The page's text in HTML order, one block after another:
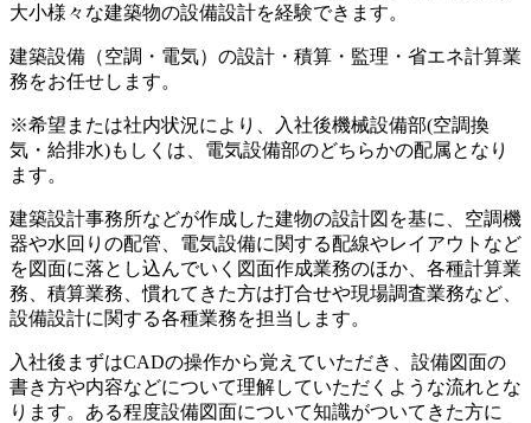
大小様々な建築物の設備設計を経験できます。
建築設備（空調・電気）の設計・積算・監理・省エネ計算業
務をお任せします。
※希望または社内状況により、入社後機械設備部(空調換
気・給排水)もしくは、電気設備部のどちらかの配属となり
ます。
建築設計事務所などが作成した建物の設計図を基に、空調機
器や水回りの配管、電気設備に関する配線やレイアウトなど
を図面に落とし込んでいく図面作成業務のほか、各種計算業
務、積算業務、慣れてきた方は打合せや現場調査業務など、
設備設計に関する各種業務を担当します。
入社後まずはCADの操作から覚えていただき、設備図面の
書き方や内容などについて理解していただくような流れとな
ります。ある程度設備図面について知識がついてきた方に